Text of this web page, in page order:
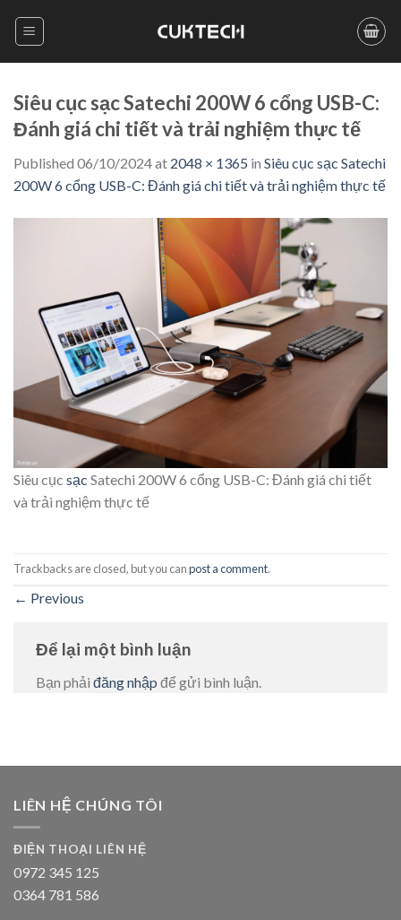
Siêu cục sạc Satechi 200W 6 cổng USB-C:
Đánh giá chi tiết và trải nghiệm thực tế
Published 06/10/2024at 2048 × 1365 in Siêu cục sạc Satechi
200W 6 cổng USB-C: Đánh giá chi tiết và trải nghiệm thực tế
Siêu cục sạc Satechi 200W 6 cổng USB-C: Đánh giá chi tiết
và trải nghiệm thực tế
Trackbacks are closed, but you canpost a comment.
← Previous
Để lại một bình luận
Bạn phải đăng nhập để gửi bình luận.
LIÊN HỆ CHÚNG TÔI
ĐIỆN THOẠI LIÊN HỆ
0972 345 125
0364 781 586